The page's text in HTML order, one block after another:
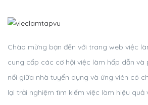
Chào mừng bạn đến với trang web việc
cung cấp các cơ hội việc làm hấp dẫn
nối giữa nhà tuyển dụng và ứng viên có
lại trải nghiệm tìm kiếm việc làm hiệu quả